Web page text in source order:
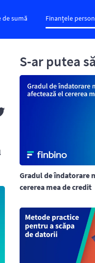
sumă Finanțele
S-ar putea
Gradul de îndatorare
cererea mea de credit